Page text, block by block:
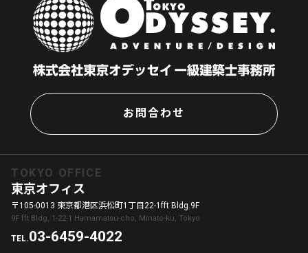
お問合わせ
TOKYO OFFICE
東京オフィス
〒105-0013 東京都港区浜松町1丁目22-1fft Bldg.9F
9F fft Bldg, 1-22-1 Hamamatsu-cho, Minato-ku, Tokyo
TEL.03-6459-4022